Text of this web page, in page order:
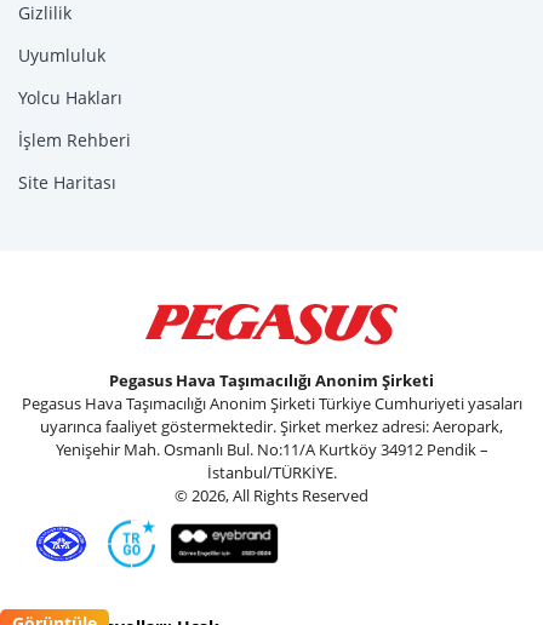
Gizlilik
Uyumluluk
Yolcu Hakları
İşlem Rehberi
Site Haritası
Pegasus Hava Taşımacılığı Anonim Şirketi
Pegasus Hava Taşımacılığı Anonim Şirketi Türkiye Cumhuriyeti yasaları
uyarınca faaliyet göstermektedir. Şirket merkez adresi: Aeropark,
Yenişehir Mah. Osmanlı Bul. No:11/A Kurtköy 34912 Pendik –
İstanbul/TÜRKİYE.
© 2026, All Rights Reserved